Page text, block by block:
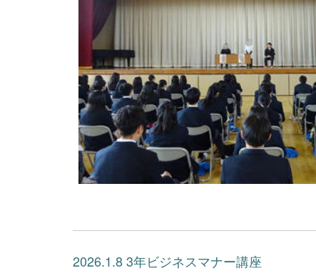
2026.1.8 3年ビジネスマナー講座